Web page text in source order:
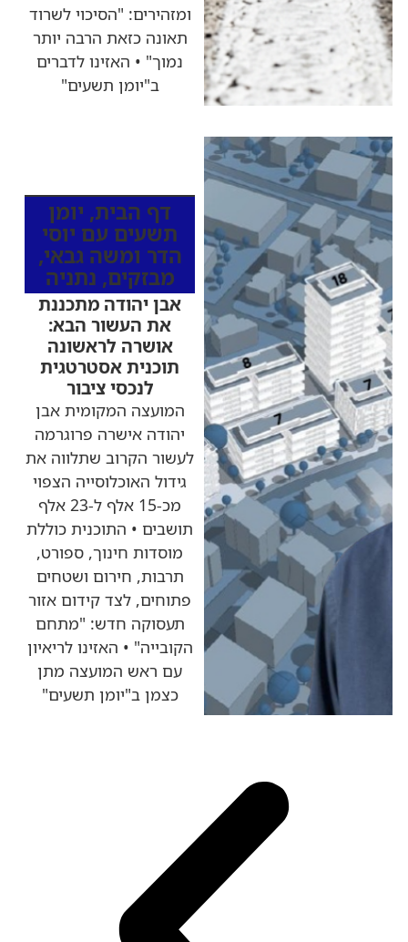
ומזהירים: "הסיכוי לשרוד
תאונה כזאת הרבה יותר
נמוך" • האזינו לדברים
ב"יומן תשעים"
דף הבית, יומן
תשעים עם יוסי
הדר ומשה גבאי,
מבזקים, נתניה
אבן יהודה מתכננת
את העשור הבא:
אושרה לראשונה
תוכנית אסטרטגית
לנכסי ציבור
המועצה המקומית אבן
יהודה אישרה פרוגרמה
לעשור הקרוב שתלווה את
גידול האוכלוסייה הצפוי
מכ-15 אלף ל-23 אלף
תושבים • התוכנית כוללת
מוסדות חינוך, ספורט,
תרבות, חירום ושטחים
פתוחים, לצד קידום אזור
תעסוקה חדש: "מתחם
הקובייה" • האזינו לריאיון
עם ראש המועצה מתן
כצמן ב"יומן תשעים"